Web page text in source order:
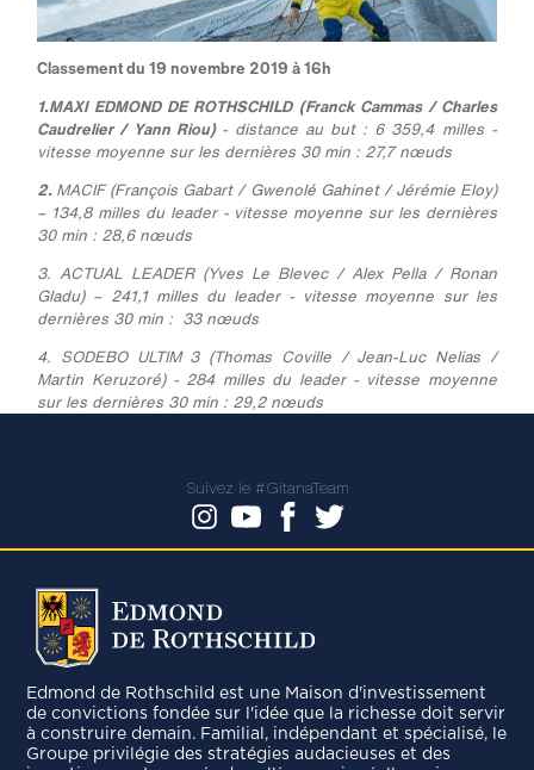
Classement du 19 novembre 2019 à 16h
1.MAXI EDMOND DE ROTHSCHILD (Franck Cammas / Charles
Caudrelier / Yann Riou) - distance au but : 6 359,4 milles -
vitesse moyenne sur les dernières 30 min : 27,7 nœuds
2. MACIF (François Gabart / Gwenolé Gahinet / Jérémie Eloy)
– 134,8 milles du leader - vitesse moyenne sur les dernières
30 min : 28,6 nœuds
3. ACTUAL LEADER (Yves Le Blevec / Alex Pella / Ronan
Gladu) – 241,1 milles du leader - vitesse moyenne sur les
dernières 30 min : 33 nœuds
4. SODEBO ULTIM 3 (Thomas Coville / Jean-Luc Nelias /
Martin Keruzoré) - 284 milles du leader - vitesse moyenne
sur les dernières 30 min : 29,2 nœuds
Suivez le #GitanaTeam
Edmond de Rothschild est une Maison d'investissement
de convictions fondée sur l'idée que la richesse doit servir
à construire demain. Familial, indépendant et spécialisé, le
Groupe privilégie des stratégies audacieuses et des